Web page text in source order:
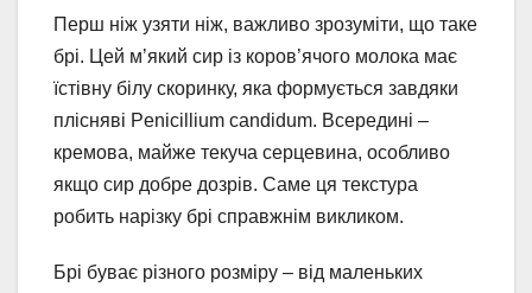
Перш ніж узяти ніж, важливо зрозуміти, що таке
брі. Цей м’який сир із коров’ячого молока має
їстівну білу скоринку, яка формується завдяки
плісняві Penicillium candidum. Всередині –
кремова, майже текуча серцевина, особливо
якщо сир добре дозрів. Саме ця текстура
робить нарізку брі справжнім викликом.
Брі буває різного розміру – від маленьких